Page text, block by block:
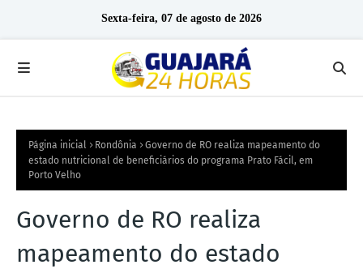
Sexta-feira, 07 de agosto de 2026
Página inicial Rondônia
Governo de RO realiza mapeamento do
estado nutricional de beneficiários do programa Prato Fácil, em
Porto Velho
Governo de RO realiza
mapeamento do estado